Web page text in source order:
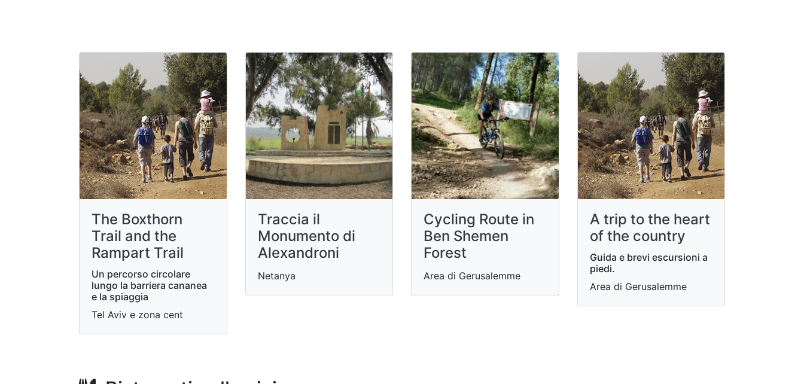
The Boxthorn
Trail and the
Rampart Trail
Un percorso circolare
lungo la barriera cananea
e la spiaggia
Tel Aviv e zona cent
Traccia il
Monumento di
Alexandroni
Netanya
Cycling Route in
Ben Shemen
Forest
Area di Gerusalemme
A trip to the heart
of the country
Guida e brevi escursioni a
piedi.
Area di Gerusalemme